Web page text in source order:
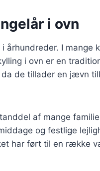
i ovn
I mange
i ovn er en
de tillader en jævn
af mange
og festlige
har ført til en række